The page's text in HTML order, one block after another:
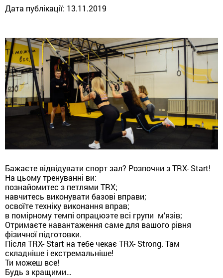
Дата публікації: 13.11.2019
Бажаєте відвідувати спорт зал? Розпочни з TRX- Start!
На цьому тренуванні ви:
познайомитес з петлями TRX;
навчитесь виконувати базові вправи;
освоїте техніку виконання вправ;
в помірному темпі опрацюэте всі групи м’язів;
Отримаєте навантаження саме для вашого рівня
фізичної підготовки.
Після TRX- Start на тебе чекає TRX- Strong. Там
складніше і екстремальніше!
Ти можеш все!
Будь з кращими…